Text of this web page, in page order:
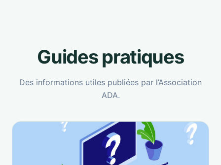
Guides pratiques
Des informations utiles publiées par l’Association
ADA.